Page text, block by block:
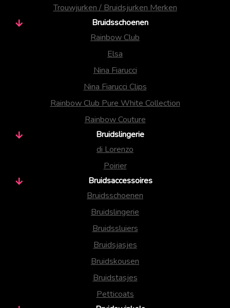
Trouwjurken / Bruidsjurken Merken
Bruidsschoenen
Rainbow Club
Elsa
Nina Fiarucci
Nina Fiarucci Clips
Rainbow Club Pure White Collection
Rainbow Couture
Bruidslingerie
di Lorenzo
Poirier
Bruidsaccessoires
Bruidsschoenen
Bruidslingerie
Bruidssluiers
Bruidsjasjes
Bruidskousen
Bruidstasjes
Petticoats